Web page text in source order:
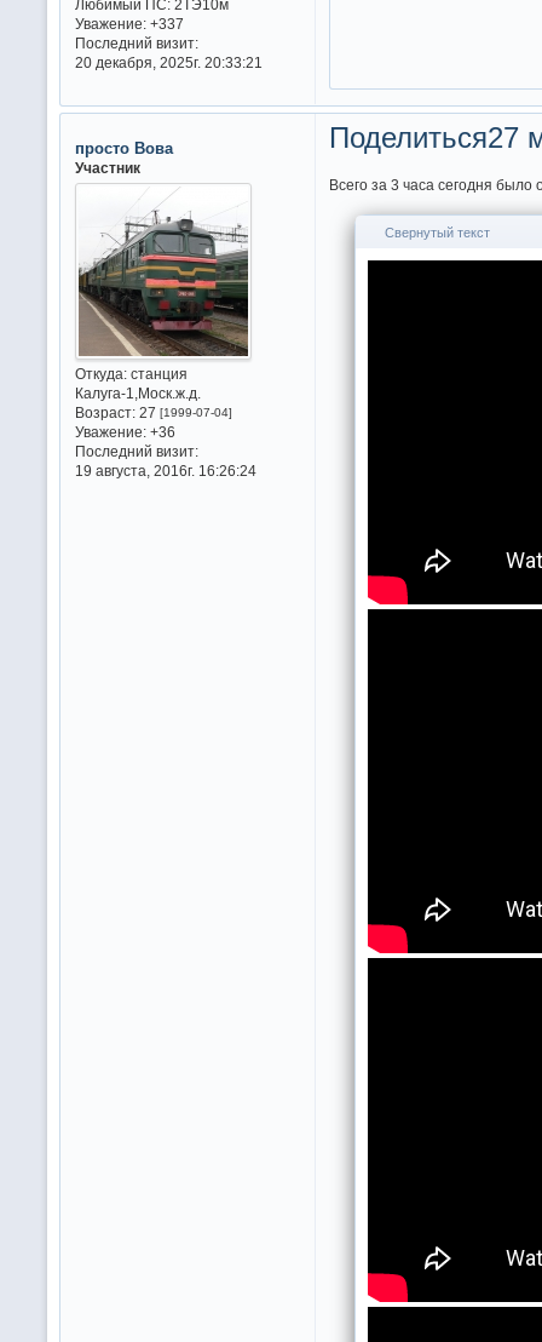
Любимый ПС:2ТЭ10м
Уважение: +337
Последний визит:
20 декабря, 2025г. 20:33:21
Поделиться27
просто Вова
Участник
Откуда:станция
Калуга-1,Моск.ж.д.
Возраст:27 [1999-07-04]
Уважение: +36
Последний визит:
19 августа, 2016г. 16:26:24
Всего за 3 часа сегодня было
Свернутый текст